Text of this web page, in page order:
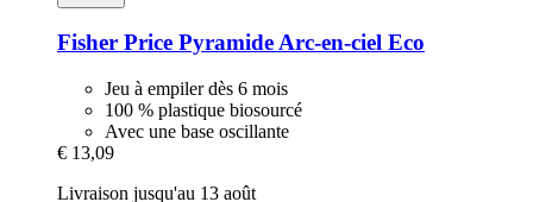
Fisher Price Pyramide Arc-​en-​ciel Eco
Jeu à empiler dès 6 mois
100 % plastique biosourcé
Avec une base oscillante
€ 13,09
Livraison jusqu'au 13 août